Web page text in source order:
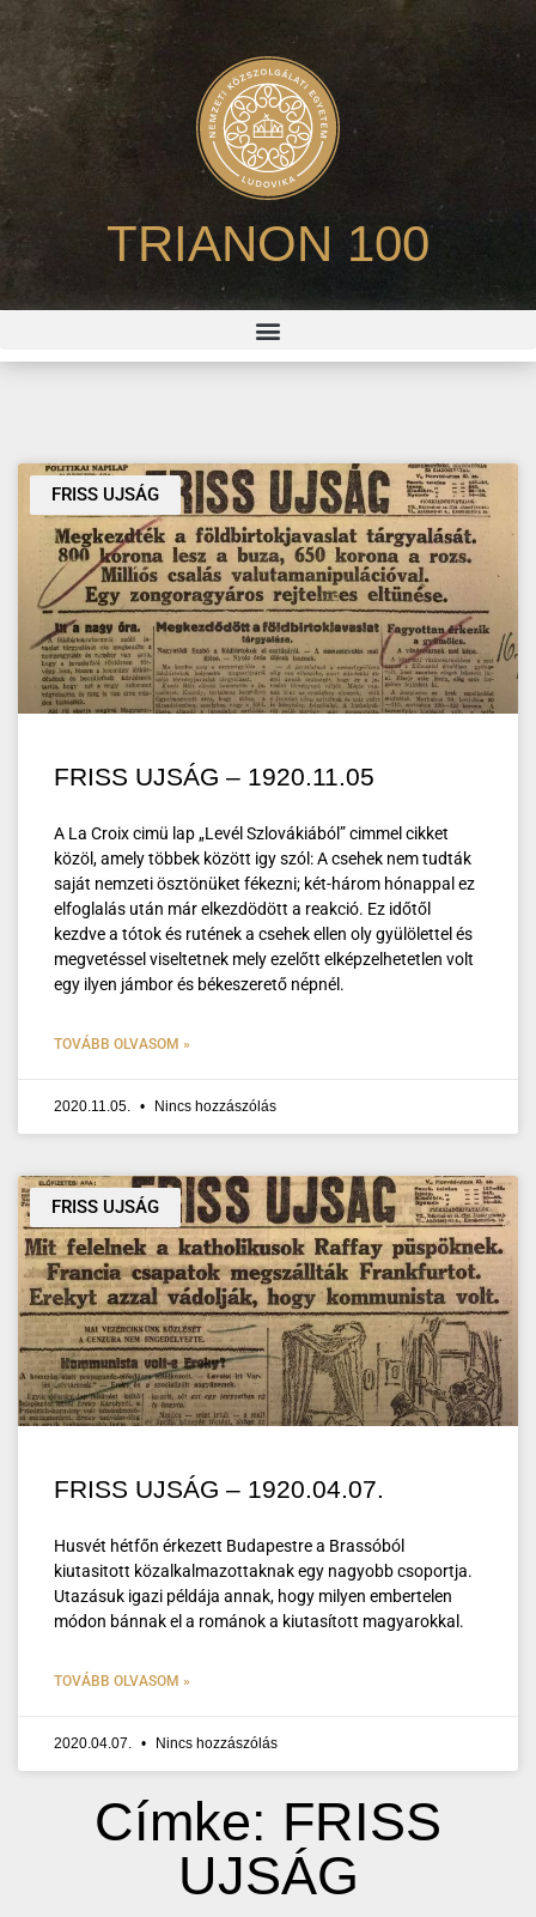
TRIANON 100
FRISS UJSÁG
FRISS UJSÁG – 1920.11.05
A La Croix cimü lap „Levél Szlovákiából” cimmel cikket
közöl, amely többek között igy szól: A csehek nem tudták
saját nemzeti ösztönüket fékezni; két-három hónappal ez
elfoglalás után már elkezdödött a reakció. Ez időtől
kezdve a tótok és rutének a csehek ellen oly gyülölettel és
megvetéssel viseltetnek mely ezelőtt elképzelhetetlen volt
egy ilyen jámbor és békeszerető népnél.
TOVÁBB OLVASOM »
2020.11.05. Nincs hozzászólás
FRISS UJSÁG
FRISS UJSÁG – 1920.04.07.
Husvét hétfőn érkezett Budapestre a Brassóból
kiutasitott közalkalmazottaknak egy nagyobb csoportja.
Utazásuk igazi példája annak, hogy milyen embertelen
módon bánnak el a románok a kiutasított magyarokkal.
TOVÁBB OLVASOM »
2020.04.07. Nincs hozzászólás
Címke: FRISS
UJSÁG